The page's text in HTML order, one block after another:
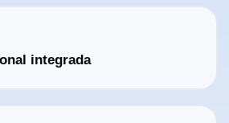
integrada